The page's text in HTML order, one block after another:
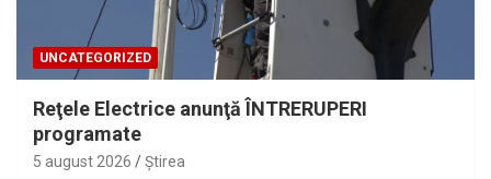
UNCATEGORIZED
Reţele Electrice anunţă ÎNTRERUPERI
programate
5 august 2026 Ştirea